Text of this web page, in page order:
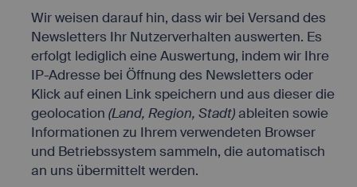
Wir weisen darauf hin, dass wir bei Versand des
Newsletters Ihr Nutzerverhalten auswerten. Es
erfolgt lediglich eine Auswertung, indem wir Ihre
IP-Adresse bei Öffnung des Newsletters oder
Klick auf einen Link speichern und aus dieser die
geolocation (Land, Region, Stadt)ableiten sowie
Informationen zu Ihrem verwendeten Browser
und Betriebssystem sammeln, die automatisch
an uns übermittelt werden.